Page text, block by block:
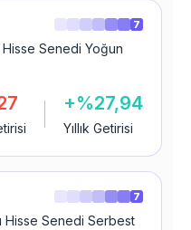
Senedi Yoğun
+%27,94
Yıllık Getirisi
7
Hisse Senedi Serbest
7